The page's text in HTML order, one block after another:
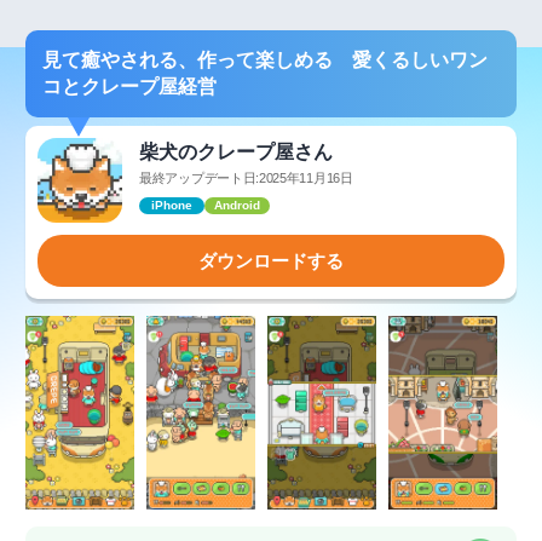
見て癒やされる、作って楽しめる 愛くるしいワン
コとクレープ屋経営
柴犬のクレープ屋さん
最終アップデート日:2025年11月16日
iPhone Android
ダウンロードする